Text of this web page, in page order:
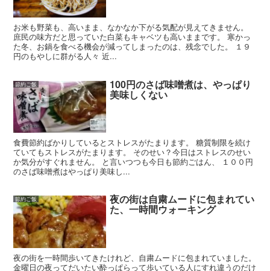
お米も野菜も、高いまま、なかなか下がる気配が見えてきません。
庶民の味方だと思っていた白菜もキャベツも高いままです。 寒かっ
た冬、お鍋を食べる機会が減ってしまったのは、残念でした。 １９
円のもやしに群がる人々 近...
節約ご飯 100円のさば味噌煮は、やっぱり
美味しくない
食費節約ばかりしているとストレスがたまります。 糖質制限を続け
ていてもストレスがたまります。 そのせい？今日はストレスのせい
か気分がすぐれません。 と言いつつも今日も節約ごはん、 １００円
のさば味噌煮はやっぱり美味し...
節約ご飯 夜の街は自粛ムードに包まれてい
た、一時間ウォーキング
夜の街を一時間歩いてきたけれど、自粛ムードに包まれていました。
金曜日の夜ってだいたい酔っぱらって歩いている人にすれ違うのだけ